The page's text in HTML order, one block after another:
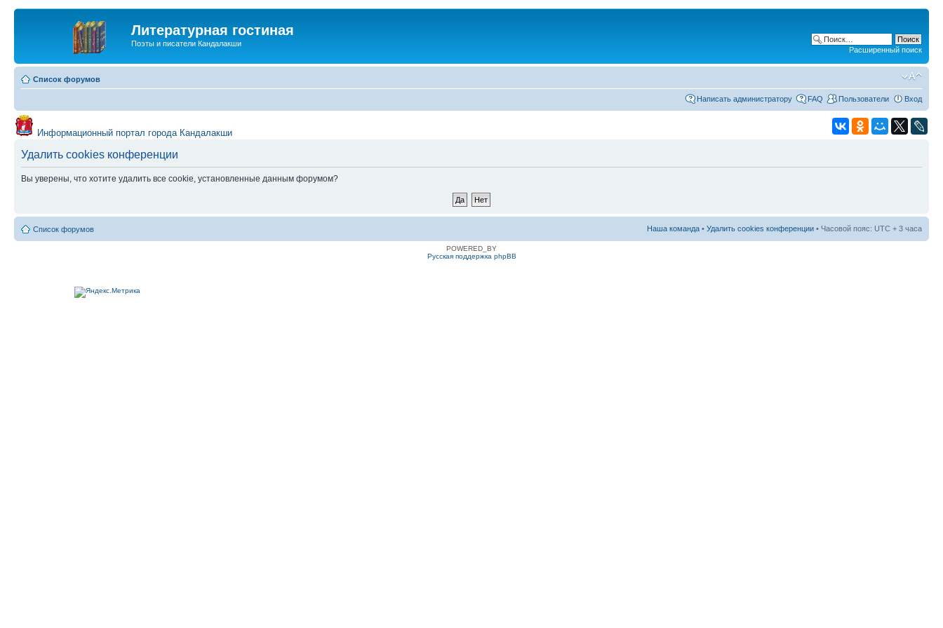
Литературная гостиная
Поэты и писатели Кандалакши
Расширенный поиск
Список форумов
Написать администратору FAQ Пользователи Вход
Информационный портал города Кандалакши
Удалить cookies конференции
Вы уверены, что хотите удалить все cookie, установленные данным форумом?
Список форумов Наша команда • Удалить cookies конференции • Часовой пояс: UTC + 3 часа
POWERED_BY
Русская поддержка phpBB